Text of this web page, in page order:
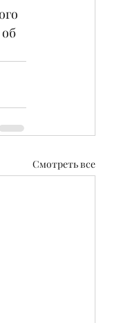
Смотреть все